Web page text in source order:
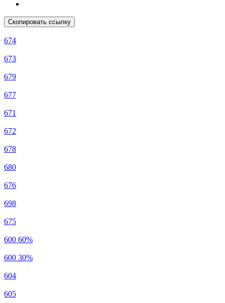
Скопировать ссылку
674
673
679
677
671
672
678
680
676
698
675
600 60%
600 30%
604
605